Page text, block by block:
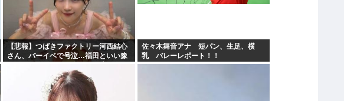
【悲報】つばきファクトリー河西結心
さん、バーイベで号泣…福田といい豫
佐々木舞音アナ 短パン、生足、横
乳 バレーレポート！！